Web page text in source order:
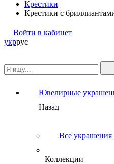
Крестики
Крестики с
Войти в кабинет
укррус
Ювелирные
Назад
Все
Коллекции